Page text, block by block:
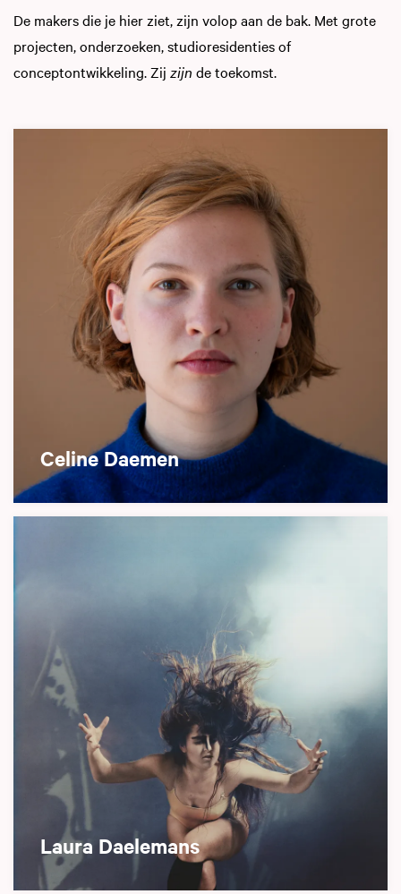
De makers die je hier ziet, zijn volop aan de bak. Met grote
projecten, onderzoeken, studioresidenties of
conceptontwikkeling. Zij zijn de toekomst.
Celine Daemen
Laura Daelemans